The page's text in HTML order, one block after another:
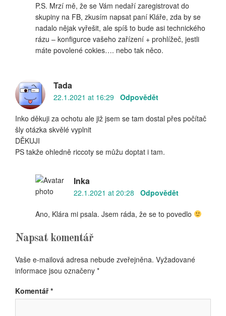
P.S. Mrzí mě, že se Vám nedaří zaregistrovat do
skupiny na FB, zkusím napsat paní Kláře, zda by se
nadalo nějak vyřešit, ale spíš to bude asi technického
rázu – konfigurce vašeho zařízení + prohlížeč, jestli
máte povolené cokies…. nebo tak něco.
Tada
22.1.2021 at 16:29 Odpovědět
Inko děkuji za ochotu ale již jsem se tam dostal přes počítač
šly otázka skvělé vyplnit
DĚKUJI
PS takže ohledně riccoty se můžu doptat i tam.
Inka
22.1.2021 at 20:28 Odpovědět
Ano, Klára mi psala. Jsem ráda, že se to povedlo
Napsat komentář
Vaše e-mailová adresa nebude zveřejněna. Vyžadované
informace jsou označeny *
Komentář*